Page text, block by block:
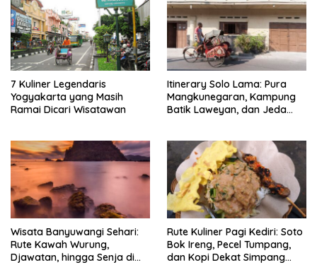
7 Kuliner Legendaris
Yogyakarta yang Masih
Ramai Dicari Wisatawan
Itinerary Solo Lama: Pura
Mangkunegaran, Kampung
Batik Laweyan, dan Jeda
Wisata Banyuwangi Sehari:
Rute Kawah Wurung,
Djawatan, hingga Senja di
Rute Kuliner Pagi Kediri: Soto
Bok Ireng, Pecel Tumpang,
dan Kopi Dekat Simpang